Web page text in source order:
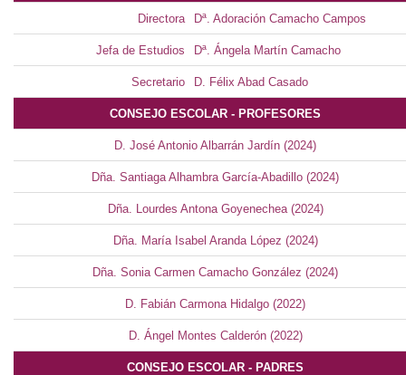
Directora Dª. Adoración Camacho Campos
Jefa de Estudios Dª. Ángela Martín Camacho
Secretario D. Félix Abad Casado
CONSEJO ESCOLAR - PROFESORES
D. José Antonio Albarrán Jardín (2024)
Dña. Santiaga Alhambra García-Abadillo (2024)
Dña. Lourdes Antona Goyenechea (2024)
Dña. María Isabel Aranda López (2024)
Dña. Sonia Carmen Camacho González (2024)
D. Fabián Carmona Hidalgo (2022)
D. Ángel Montes Calderón (2022)
CONSEJO ESCOLAR - PADRES